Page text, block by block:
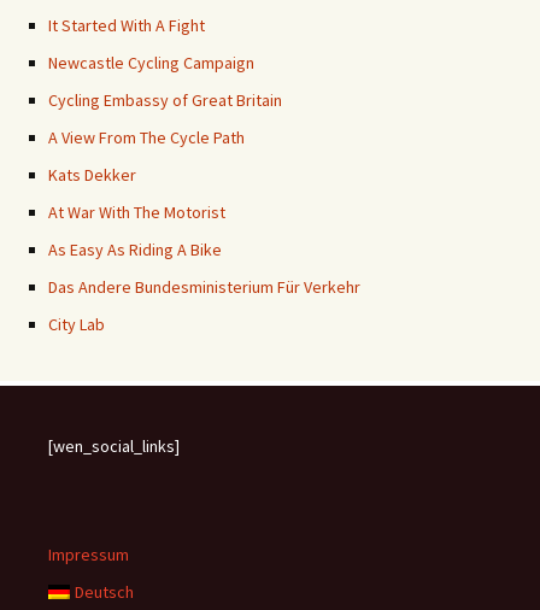
It Started With A Fight
Newcastle Cycling Campaign
Cycling Embassy of Great Britain
A View From The Cycle Path
Kats Dekker
At War With The Motorist
As Easy As Riding A Bike
Das Andere Bundesministerium Für Verkehr
City Lab
[wen_social_links]
Impressum
Deutsch